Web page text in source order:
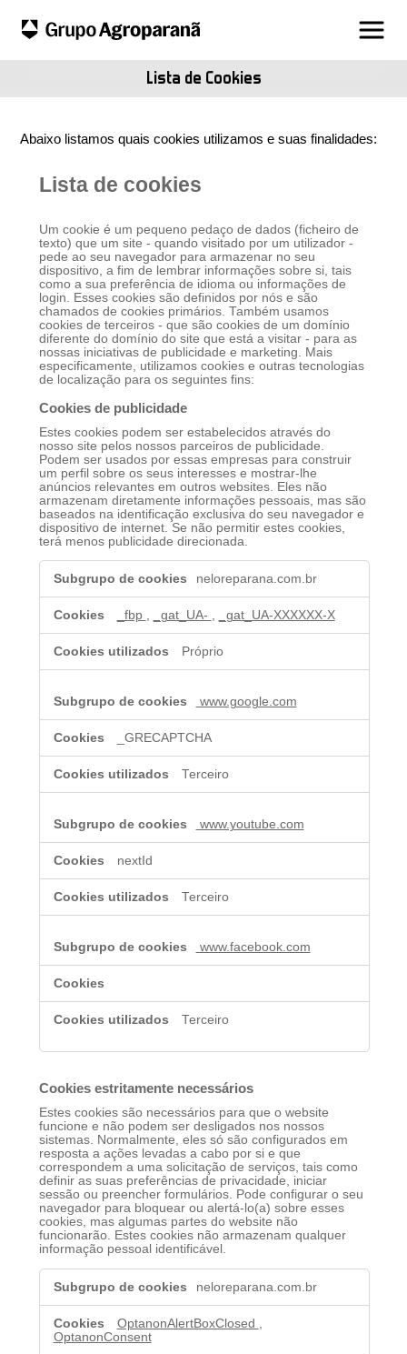
Lista de Cookies
Abaixo listamos quais cookies utilizamos e suas finalidades:
Lista de cookies
Um cookie é um pequeno pedaço de dados (ficheiro de
texto) que um site - quando visitado por um utilizador -
pede ao seu navegador para armazenar no seu
dispositivo, a fim de lembrar informações sobre si, tais
como a sua preferência de idioma ou informações de
login. Esses cookies são definidos por nós e são
chamados de cookies primários. Também usamos
cookies de terceiros - que são cookies de um domínio
diferente do domínio do site que está a visitar - para as
nossas iniciativas de publicidade e marketing. Mais
especificamente, utilizamos cookies e outras tecnologias
de localização para os seguintes fins:
Cookies de publicidade
Estes cookies podem ser estabelecidos através do
nosso site pelos nossos parceiros de publicidade.
Podem ser usados por essas empresas para construir
um perfil sobre os seus interesses e mostrar-lhe
anúncios relevantes em outros websites. Eles não
armazenam diretamente informações pessoais, mas são
baseados na identificação exclusiva do seu navegador e
dispositivo de internet. Se não permitir estes cookies,
terá menos publicidade direcionada.
Cookies
publicidade
neloreparana.com.br
_fbp , _gat_UA- , _gat_UA-XXXXXX-X
Próprio
www.google.com
_GRECAPTCHA
Terceiro
www.youtube.com
nextId
Terceiro
www.facebook.com
Terceiro
Cookies estritamente necessários
Estes cookies são necessários para que o website
funcione e não podem ser desligados nos nossos
sistemas. Normalmente, eles só são configurados em
resposta a ações levadas a cabo por si e que
correspondem a uma solicitação de serviços, tais como
definir as suas preferências de privacidade, iniciar
sessão ou preencher formulários. Pode configurar o seu
navegador para bloquear ou alertá-lo(a) sobre esses
cookies, mas algumas partes do website não
funcionarão. Estes cookies não armazenam qualquer
informação pessoal identificável.
Cookies
estritamente
necessários
neloreparana.com.br
OptanonAlertBoxClosed
OptanonConsent